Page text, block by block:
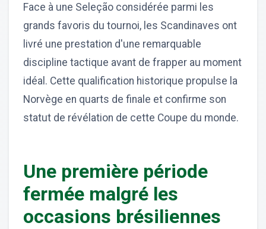
Face à une Seleção considérée parmi les
grands favoris du tournoi, les Scandinaves ont
livré une prestation d'une remarquable
discipline tactique avant de frapper au moment
idéal. Cette qualification historique propulse la
Norvège en quarts de finale et confirme son
statut de révélation de cette Coupe du monde.
Une première période
fermée malgré les
occasions brésiliennes